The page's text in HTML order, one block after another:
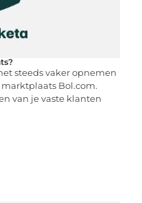
steeds vaker opnemen
Bol.com.
van je vaste klanten